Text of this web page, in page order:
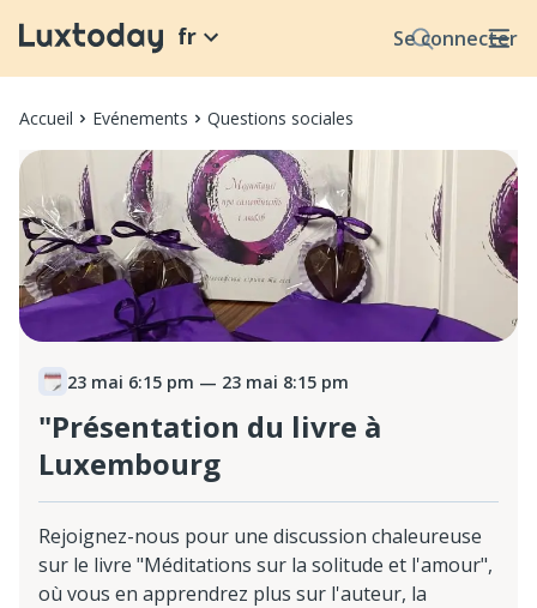
Se connecter
fr
Accueil Evénements Questions sociales
23 mai 6:15 pm — 23 mai 8:15 pm
"Présentation du livre à
Luxembourg
Rejoignez-nous pour une discussion chaleureuse
sur le livre "Méditations sur la solitude et l'amour",
où vous en apprendrez plus sur l'auteur, la